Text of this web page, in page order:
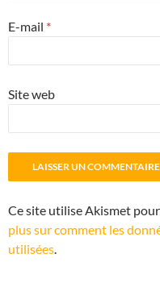
E-mail *
Site web
Ce site utilise Akismet
plus sur comment les
utilisées.